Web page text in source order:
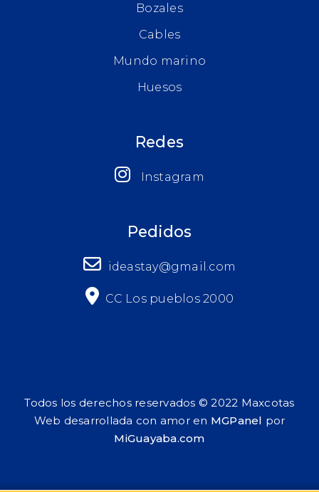
Bozales
Cables
Mundo marino
Huesos
Redes
Instagram
Pedidos
ideastay@gmail.com
CC Los pueblos 2000
Todos los derechos reservados © 2022 Maxcotas
Web desarrollada con amor en MGPanel por
MiGuayaba.com